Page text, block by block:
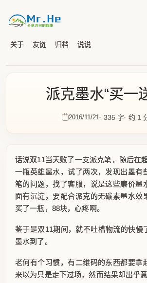
关于 友链 归档 说说
派克墨水“买一
2016/11/21 335 字 约 1
话说双11当天败了一支派克笔，随后在
一瓶英雄墨水，试了两次，发现出墨有
笔的问题，找了客服，说是这些廉价墨
面有沉淀，要配合派克的无碳素墨水效
买了一瓶，88块，心疼啊。
鉴于是双11期间，就不吐槽物流的快慢
墨水到了。
老何有个习惯，有二维码的东西都要拿
来以为只是走下过场，然而结果却出乎意